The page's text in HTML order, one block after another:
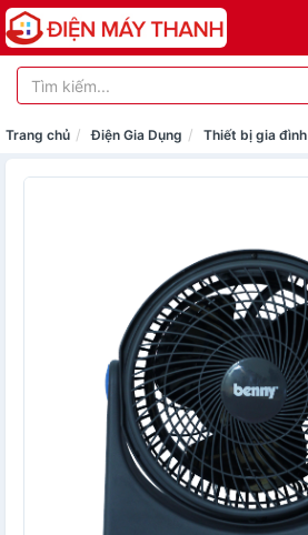
Trang chủ Điện Gia Dụng Thiết bị gia đình